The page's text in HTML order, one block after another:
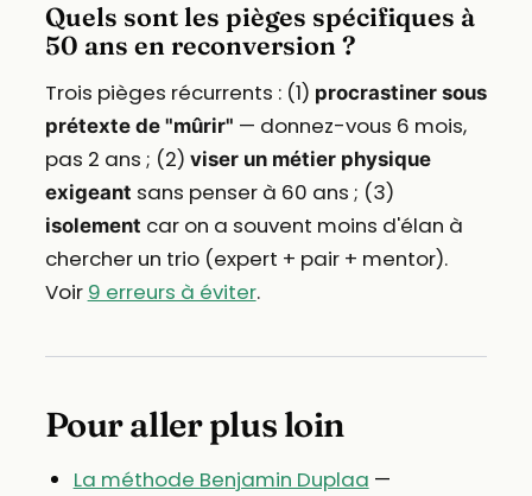
Quels sont les pièges spécifiques à
50 ans en reconversion ?
Trois pièges récurrents : (1) procrastiner sous
prétexte de "mûrir" — donnez-vous 6 mois,
pas 2 ans ; (2) viser un métier physique
exigeant sans penser à 60 ans ; (3)
isolement car on a souvent moins d'élan à
chercher un trio (expert + pair + mentor).
Voir 9 erreurs à éviter.
Pour aller plus loin
La méthode Benjamin Duplaa —